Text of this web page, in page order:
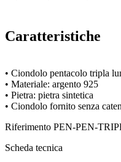
Caratteristiche
• Ciondolo pentacolo tripla
• Materiale: argento 925
• Pietra: pietra sintetica
• Ciondolo fornito senza
Riferimento PEN-PEN-
Scheda tecnica